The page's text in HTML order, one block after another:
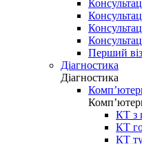
Перший
Діагностика
Діагностика
КТ з
КТ
КТ